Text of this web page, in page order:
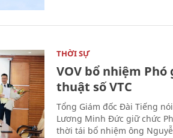
THỜI SỰ
VOV bổ nhiệm
thuật số VTC
Tổng Giám đốc Đài Tiếng
Lương Minh Đức giữ chức
thời tái bổ nhiệm ông